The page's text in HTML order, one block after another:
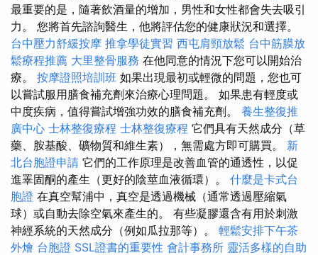
最重要的是，隨著飲酒量的增加，男性和女性都會失去吸引
力。 您將首先諮詢醫生，他將評估您的健康狀況和選擇。
台中壓力舒緩按摩 推拿學徒實習 西屯肩頸放鬆 台中筋膜放
鬆療程推薦 大里整骨服務 在他同意的情況下您可以開始治
療。 按摩證照培訓班 如果出現最初或輕微的問題，您也可
以嘗試服用膳食補充劑來治療心理問題。 如果患有輕度或
中度疾病，值得嘗試增強功效的膳食補充劑。 養生整復推
廣中心 士林整復療程 士林整復療程 它們具有天然成分（草
藥、胺基酸、礦物質和維生素），無需處方即可購買。 新
北台胞證申請 它們的工作原理是改善血管的通透性，以促
進睪固酮的產生（更好的陰莖血液循環）。 什麼是卡式台
胞證 在真空幫浦中，真空是透過機械（通常透過壓縮氣
球）或自動去除空氣來產生的。 有些凝膠還含有用於刺激
神經系統的天然成分（例如瓜拉那等）。 輕鬆安排下午茶
外燴 台胞證 SSL證書的重要性 會計事務所 靈活多樣的自助